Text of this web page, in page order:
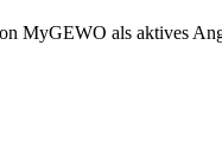
MyGEWO als aktives